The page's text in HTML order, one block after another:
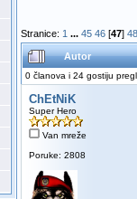
Stranice: 1 ... 45 46[47] 48
Autor
0 članova i 24 gostiju
ChEtNiK
Super Hero
Van mreže
Poruke: 2808